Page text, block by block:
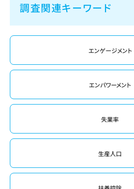
調査関連キーワード
エンゲージメント
エンパワーメント
失業率
生産人口